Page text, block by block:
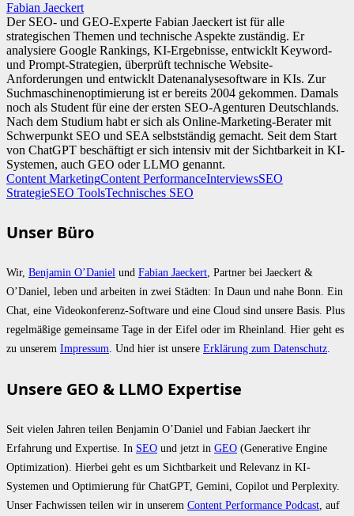
Fabian Jaeckert
Der SEO- und GEO-Experte Fabian Jaeckert ist für alle
strategischen Themen und technische Aspekte zuständig. Er
analysiere Google Rankings, KI-Ergebnisse, entwicklt Keyword-
und Prompt-Strategien, überprüft technische Website-
Anforderungen und entwicklt Datenanalysesoftware in KIs. Zur
Suchmaschinenoptimierung ist er bereits 2004 gekommen. Damals
noch als Student für eine der ersten SEO-Agenturen Deutschlands.
Nach dem Studium habt er sich als Online-Marketing-Berater mit
Schwerpunkt SEO und SEA selbstständig gemacht. Seit dem Start
von ChatGPT beschäftigt er sich intensiv mit der Sichtbarkeit in KI-
Systemen, auch GEO oder LLMO genannt.
Content MarketingContent PerformanceInterviewsSEO
StrategieSEO ToolsTechnisches SEO
Unser Büro
Wir, Benjamin O’Daniel und Fabian Jaeckert , Partner bei Jaeckert &
O’Daniel, leben und arbeiten in zwei Städten: In Daun und nahe Bonn. Ein
Chat, eine Videokonferenz-Software und eine Cloud sind unsere Basis. Plus
regelmäßige gemeinsame Tage in der Eifel oder im Rheinland. Hier geht es
zu unserem Impressum . Und hier ist unsere Erklärung zum Datenschutz
Unsere GEO & LLMO Expertise
Seit vielen Jahren teilen Benjamin O’Daniel und Fabian Jaeckert ihr
Erfahrung und Expertise. In SEO und jetzt in GEO (Generative Engine
Optimization). Hierbei geht es um Sichtbarkeit und Relevanz in KI-
Systemen und Optimierung für ChatGPT, Gemini, Copilot und Perplexity.
Unser Fachwissen teilen wir in unserem Content Performance Podcast, auf